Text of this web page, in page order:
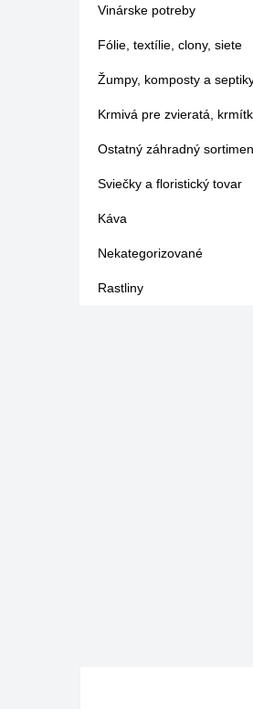
Vinárske potreby
Fólie, textílie, clony, siete
Žumpy, komposty a
Krmivá pre zvieratá,
Ostatný záhradný
Sviečky a floristický tovar
Káva
Nekategorizované
Rastliny